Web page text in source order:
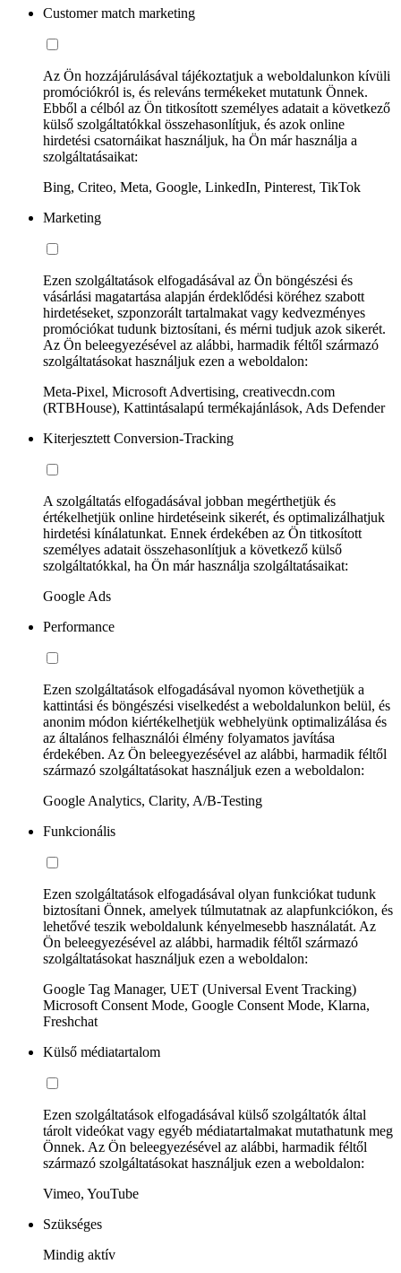
Customer match marketing
Az Ön hozzájárulásával tájékoztatjuk a weboldalunkon kívüli
promóciókról is, és releváns termékeket mutatunk Önnek.
Ebből a célból az Ön titkosított személyes adatait a következő
külső szolgáltatókkal összehasonlítjuk, és azok online
hirdetési csatornáikat használjuk, ha Ön már használja a
szolgáltatásaikat:
Bing, Criteo, Meta, Google, LinkedIn, Pinterest, TikTok
Marketing
Ezen szolgáltatások elfogadásával az Ön böngészési és
vásárlási magatartása alapján érdeklődési köréhez szabott
hirdetéseket, szponzorált tartalmakat vagy kedvezményes
promóciókat tudunk biztosítani, és mérni tudjuk azok sikerét.
Az Ön beleegyezésével az alábbi, harmadik féltől származó
szolgáltatásokat használjuk ezen a weboldalon:
Meta-Pixel, Microsoft Advertising, creativecdn.com
(RTBHouse), Kattintásalapú termékajánlások, Ads Defender
Kiterjesztett Conversion-Tracking
A szolgáltatás elfogadásával jobban megérthetjük és
értékelhetjük online hirdetéseink sikerét, és optimalizálhatjuk
hirdetési kínálatunkat. Ennek érdekében az Ön titkosított
személyes adatait összehasonlítjuk a következő külső
szolgáltatókkal, ha Ön már használja szolgáltatásaikat:
Google Ads
Performance
Ezen szolgáltatások elfogadásával nyomon követhetjük a
kattintási és böngészési viselkedést a weboldalunkon belül, és
anonim módon kiértékelhetjük webhelyünk optimalizálása és
az általános felhasználói élmény folyamatos javítása
érdekében. Az Ön beleegyezésével az alábbi, harmadik féltől
származó szolgáltatásokat használjuk ezen a weboldalon:
Google Analytics, Clarity, A/B-Testing
Funkcionális
Ezen szolgáltatások elfogadásával olyan funkciókat tudunk
biztosítani Önnek, amelyek túlmutatnak az alapfunkciókon, és
lehetővé teszik weboldalunk kényelmesebb használatát. Az
Ön beleegyezésével az alábbi, harmadik féltől származó
szolgáltatásokat használjuk ezen a weboldalon:
Google Tag Manager, UET (Universal Event Tracking)
Microsoft Consent Mode, Google Consent Mode, Klarna,
Freshchat
Külső médiatartalom
Ezen szolgáltatások elfogadásával külső szolgáltatók által
tárolt videókat vagy egyéb médiatartalmakat mutathatunk meg
Önnek. Az Ön beleegyezésével az alábbi, harmadik féltől
származó szolgáltatásokat használjuk ezen a weboldalon:
Vimeo, YouTube
Szükséges
Mindig aktív